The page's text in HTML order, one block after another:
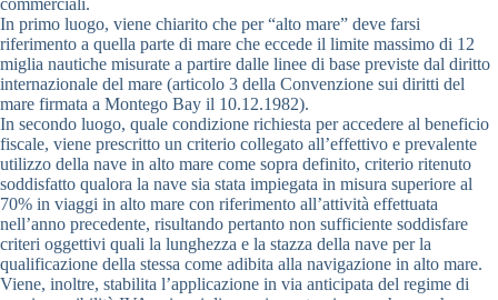
commerciali.
In primo luogo, viene chiarito che per “alto mare” deve farsi
riferimento a quella parte di mare che eccede il limite massimo di 12
miglia nautiche misurate a partire dalle linee di base previste dal diritto
internazionale del mare (articolo 3 della Convenzione sui diritti del
mare firmata a Montego Bay il 10.12.1982).
In secondo luogo, quale condizione richiesta per accedere al beneficio
fiscale, viene prescritto un criterio collegato all’effettivo e prevalente
utilizzo della nave in alto mare come sopra definito, criterio ritenuto
soddisfatto qualora la nave sia stata impiegata in misura superiore al
70% in viaggi in alto mare con riferimento all’attività effettuata
nell’anno precedente, risultando pertanto non sufficiente soddisfare
criteri oggettivi quali la lunghezza e la stazza della nave per la
qualificazione della stessa come adibita alla navigazione in alto mare.
Viene, inoltre, stabilita l’applicazione in via anticipata del regime di